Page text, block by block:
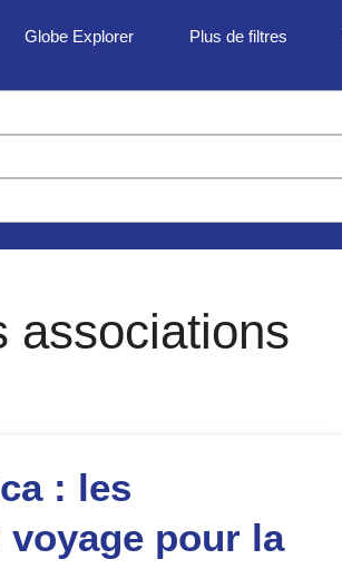
Globe Explorer Plus de filtres
associations
: les
pour la